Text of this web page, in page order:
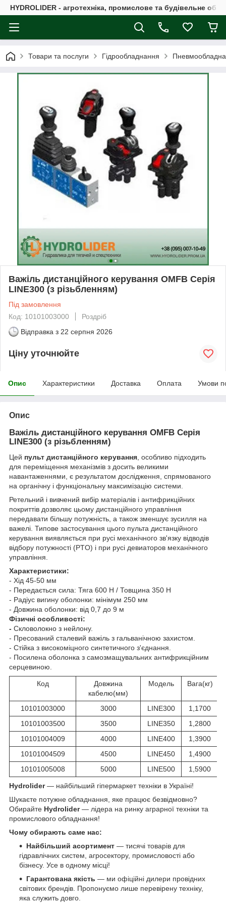
HYDROLIDER - агротехніка, промислове та будівельне
Товари та послуги Гідрообладнання
Важіль дистанційного керування OMFB Серія
LINE300 (з різьбленням)
Під замовлення
Код: 10101003000
Роздріб
Відправка з 22 серпня 2026
Ціну уточнюйте
Опис Характеристики Доставка Оплата Умови
Опис
Важіль дистанційного керування OMFB Серія
LINE300 (з різьбленням)
Цей пульт дистанційного керування , особливо підходить
для переміщення механізмів з досить великими
навантаженнями, є результатом дослідження, спрямованого
на органічну і функціональну максимізацію системи.
Ретельний і вивчений вибір матеріалів і антифрикційних
покриттів дозволяє цьому дистанційного управління
передавати більшу потужність, а також зменшує зусилля на
важелі. Типове застосування цього пульта дистанційного
керування виявляється при русі механічного зв'язку відводів
відбору потужності (PTO) і при русі девиаторов механічного
управління.
Характеристики:
- Хід 45-50 мм
- Передається сила: Тяга 600 Н / Товщина 350 Н
- Радіус вигину оболонки: мінімум 250 мм
- Довжина оболонки: від 0,7 до 9 м
Фізичні особливості:
- Скловолокно з нейлону.
- Пресований сталевий важіль з гальванічною захистом.
- Стійка з високоміцного синтетичного з'єднання.
- Посилена оболонка з самозмащувальних антифрикційним
серцевиною.
Код
Довжина
кабелю(мм)
Модель Вага(кг)
10101003000 3000 LINE300
1,1700
10101003500
3500 LINE350
1,2800
10101004009
4000 LINE400
1,3900
10101004509
4500 LINE450
1,4900
10101005008
5000 LINE500 1,5900
Hydrolider— найбільший гіпермаркет техніки в Україні!
Шукаєте потужне обладнання, яке працює безвідмовно?
Обирайте Hydrolider— лідера на ринку аграрної техніки та
промислового обладнання!
Чому обирають саме нас:
Найбільший асортимент — тисячі товарів для
гідравлічних систем, агросектору, промисловості або
бізнесу. Усе в одному місці!
Гарантована якість — ми офіційні дилери провідних
світових брендів. Пропонуємо лише перевірену техніку,
яка служить довго.